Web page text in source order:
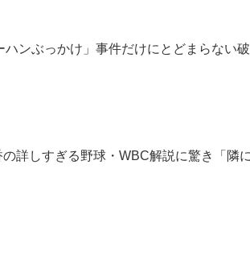
ンぶっかけ」事件だけにとどまらない
詳しすぎる野球・WBC解説に驚き「隣